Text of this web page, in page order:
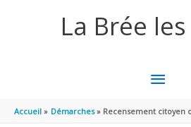
La Brée
MENU
Accueil Démarches Recensement citoyen